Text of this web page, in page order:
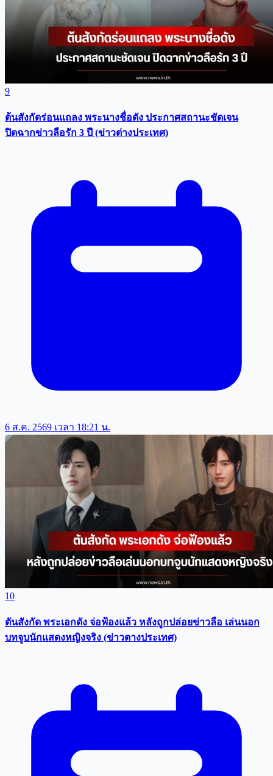
9
ต้นสังกัดร่อนแถลง พระนางชื่อดัง ประกาศสถานะชัดเจน
ปิดฉากข่าวลือรัก 3 ปี (ข่าวต่างประเทศ)
6 ส.ค. 2569 เวลา 18:21 น.
10
ตันสังกัด พระเอกดัง จ่อฟ้องแล้ว หลังถูกปล่อยข่าวลือ เล่นนอก
บทจูบนักแสดงหญิงจริง (ข่าวตางประเทศ)